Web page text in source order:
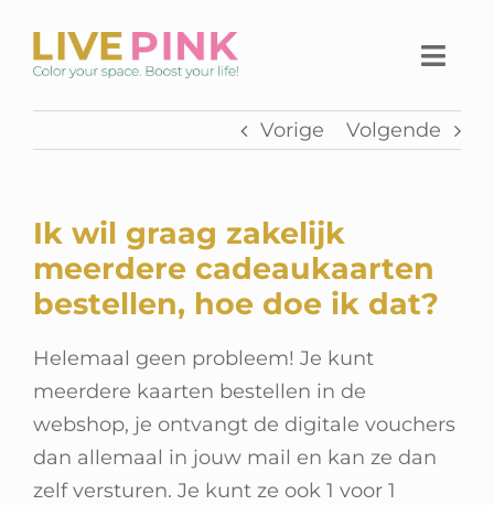
naar
inhoud
Live Pink Platform
SHOP
Over Live Pink
Vorige Volgende
Ik wil graag zakelijk
meerdere cadeaukaarten
bestellen, hoe doe ik dat?
Helemaal geen probleem! Je kunt
meerdere kaarten bestellen in de
webshop, je ontvangt de digitale vouchers
dan allemaal in jouw mail en kan ze dan
zelf versturen. Je kunt ze ook 1 voor 1